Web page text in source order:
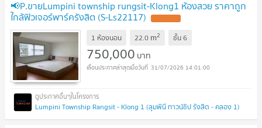
📢P.ขายLumpini township rungsit-Klong1 ห้องสวย ราคาถูก
ใกล้ฟิวเจอร์พาร์ครังสิต (S-Ls22117)
1 ห้องนอน 22.0 m2 ชั้น6
750,000 บาท
31/07/2026 14:01:00
Lumpini Township Rangsit - Klong 1 (ลุมพินี ทาวน์ชิป รังสิต - คลอง 1)